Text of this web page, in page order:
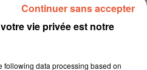
vie privée est notre
following data processing based on
Continuer sans accepter